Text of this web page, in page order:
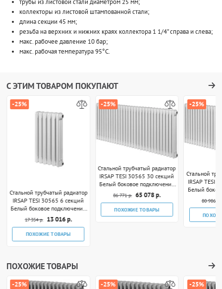
коллекторы из листовой штампованной стали;
длина секции 45 мм;
резьба на верхних и нижних краях коллектора 1 1/4” справа и слева;
макс. рабочее давление 10 бар;
макс. рабочая температура 95°C.
С ЭТИМ ТОВАРОМ ПОКУПАЮТ
-25%
Стальной трубчатый радиатор
IRSAP TESI 30565 6 секций
Белый боковое подключение
3/4"
17 354 р. 13 016 р.
ПОХОЖИЕ ТОВАРЫ
-25%
Стальной трубчатый радиатор
IRSAP TESI 30565 30 секций
Белый боковое подключение
3/4"
86 771 р. 65 078 р.
ПОХОЖИЕ ТОВАРЫ
-25%
Стальной
IRSAP TESI
Белый
80 986 р.
ПОХОЖИЕ ТОВАРЫ
-25% -25% -25%